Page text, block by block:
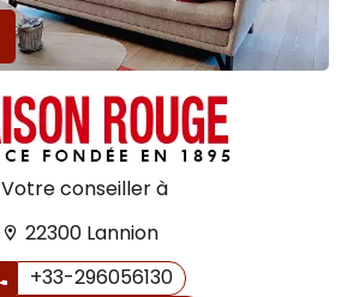
Votre conseiller à
22300 Lannion
+33-296056130